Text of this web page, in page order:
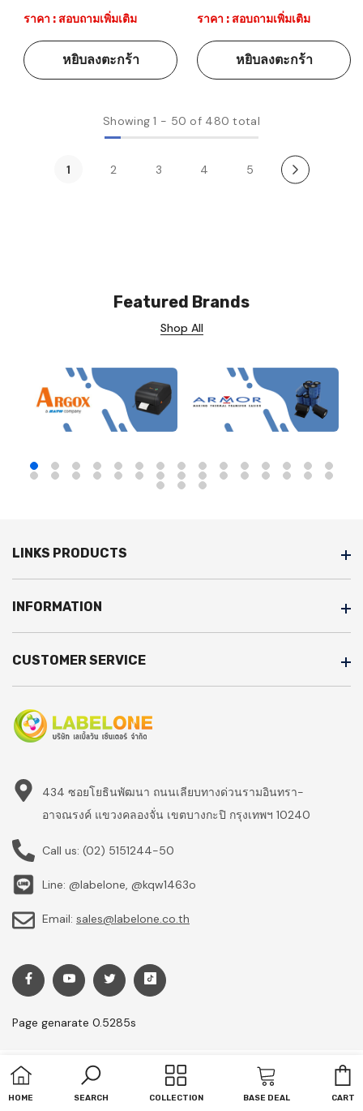
ราคา : สอบถามเพิ่มเติม
หยิบลงตะกร้า
ราคา : สอบถามเพิ่มเติม
หยิบลงตะกร้า
Showing 1 - 50 of 480 total
1 2 3 4 5
Featured Brands
Shop All
LINKS PRODUCTS
INFORMATION
CUSTOMER SERVICE
434 ซอยโยธินพัฒนา ถนนเลียบทางด่วนรามอินทรา-
อาจณรงค์ แขวงคลองจั่น เขตบางกะปิ กรุงเทพฯ 10240
Call us: (02) 5151244-50
Line: @labelone, @kqw1463o
Email: sales@labelone.co.th
Page genarate 0.5285s
Copyright © labelone.co.th. All rights reserved.
by Labelone Center Co.,Ltd.
HOME SEARCH COLLECTION BASE DEAL CART